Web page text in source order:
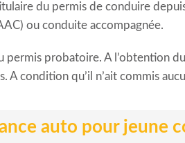
du permis de conduire
ou conduite accompagnée.
probatoire. A l’obtention
A condition qu’il n’ait commis
auto pour jeune